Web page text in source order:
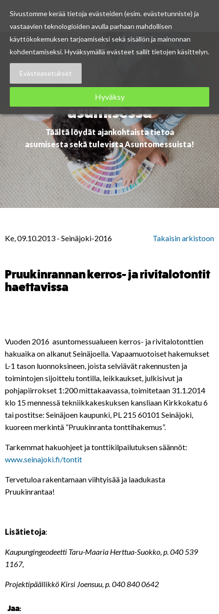
Skip
Ajankohtaista
asumisessa
Täältä löydät ajankohtaista tietoa
asumisesta sekä tulevista Asuntomessuista!
Ke, 09.10.2013 - Seinäjoki-2016 Takaisin arkistoon
Pruukinrannan kerros- ja rivitalotontit
haettavissa
Vuoden 2016 asuntomessualueen kerros- ja rivitalotonttien
hakuaika on alkanut Seinäjoella. Vapaamuotoiset hakemukset
L-1 tason luonnoksineen, joista selviävät rakennusten ja
toimintojen sijoittelu tontilla, leikkaukset, julkisivut ja
pohjapiirrokset 1:200 mittakaavassa, toimitetaan 31.1.2014
klo 15 mennessä tekniikkakeskuksen kansliaan Kirkkokatu 6
tai postitse: Seinäjoen kaupunki, PL 215 60101 Seinäjoki,
kuoreen merkintä ”Pruukinranta tonttihakemus”.
Tarkemmat hakuohjeet ja tonttikilpailutuksen säännöt:
www.seinajoki.fi/tontit
Tervetuloa rakentamaan viihtyisää ja laadukasta
Pruukinrantaa!
Lisätietoja:
Kaupungingeodeetti Taru-Maaria Herttua-Suokko, p. 040 539
1167,
Projektipäällikkö Kirsi Joensuu, p. 040 840 0642
Jaa:
Sivustomme kerää tietoja evästeiden (esim. evästetunniste) ja
vastaavien teknologioiden avulla parhaan mahdollisen
käyttökokemuksen tarjoamiseksi sekä sisällön ja mainonnan
kohdentamiseksi. Hyväksymällä evästeet sallit tietojen käsittelyn.
Evästeasetukset
Hyväksy